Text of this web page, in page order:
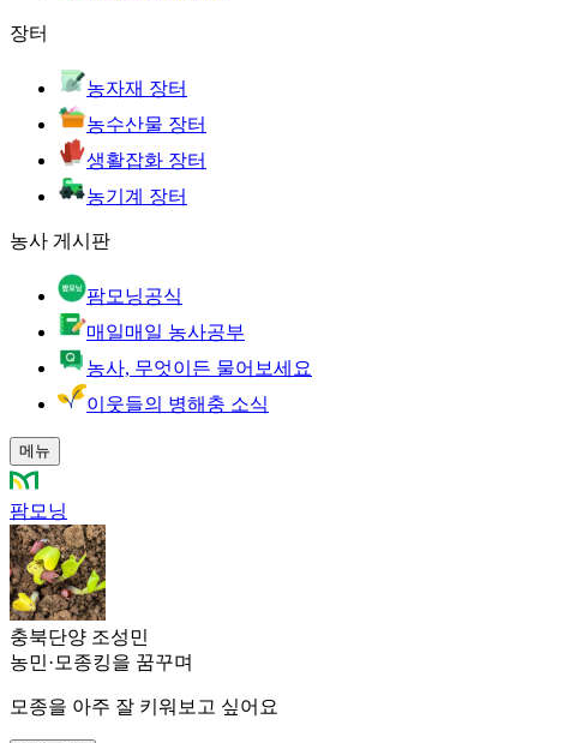
장터
농자재 장터
농수산물 장터
생활잡화 장터
농기계 장터
농사 게시판
팜모닝공식
매일매일 농사공부
농사, 무엇이든 물어보세요
이웃들의 병해충 소식
메뉴
팜모닝
충북단양 조성민
농민· 모종킹을 꿈꾸며
모종을 아주 잘 키워보고 싶어요